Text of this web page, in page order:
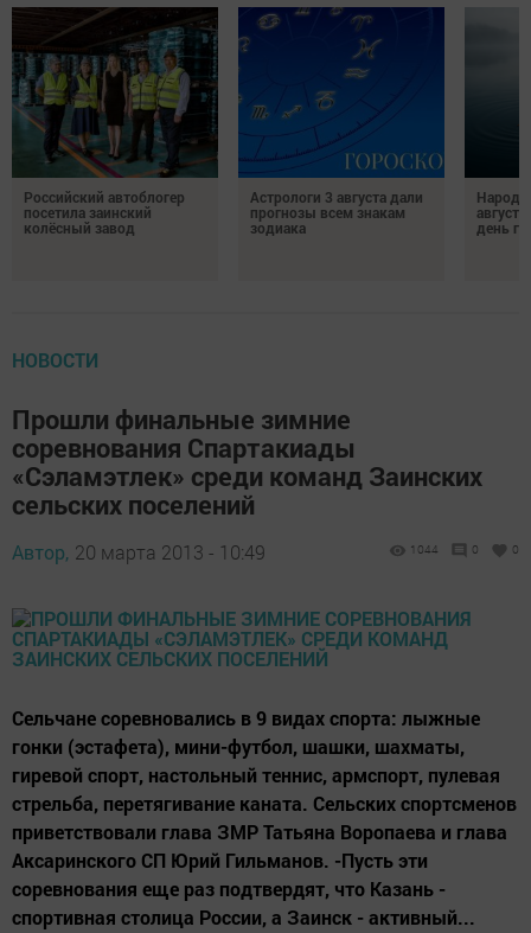
Российский автоблогер
посетила заинский
колёсный завод
Астрологи 3 августа дали
прогнозы всем знакам
зодиака
день
НОВОСТИ
Прошли финальные зимние
соревнования Спартакиады
«Сэламэтлек» среди команд Заинских
сельских поселений
Автор, 20 марта 2013 - 10:49 1044 0 0
Сельчане соревновались в 9 видах спорта: лыжные
гонки (эстафета), мини-футбол, шашки, шахматы,
гиревой спорт, настольный теннис, армспорт, пулевая
стрельба, перетягивание каната. Сельских спортсменов
приветствовали глава ЗМР Татьяна Воропаева и глава
Аксаринского СП Юрий Гильманов. -Пусть эти
соревнования еще раз подтвердят, что Казань -
спортивная столица России, а Заинск - активный...